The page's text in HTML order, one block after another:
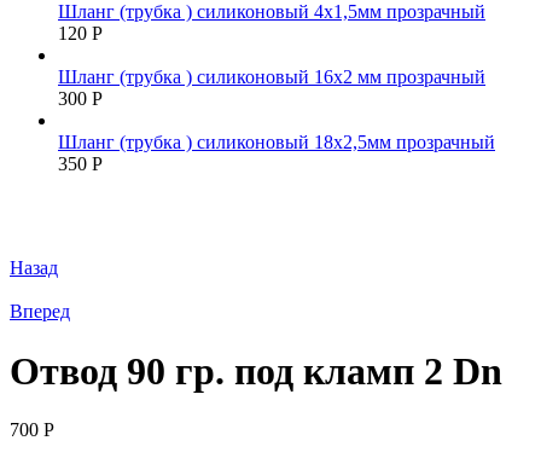
Шланг (трубка ) силиконовый 4х1,5мм прозрачный
120 Р
Шланг (трубка ) силиконовый 16х2 мм прозрачный
300 Р
Шланг (трубка ) силиконовый 18х2,5мм прозрачный
350 Р
Назад
Вперед
Отвод 90 гр. под кламп 2 Dn
700 Р